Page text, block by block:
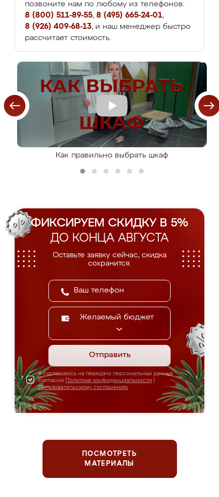
позвоните нам по любому из телефонов:
8 (800) 511-89-55, 8 (495) 665-24-01,
8 (926) 409-68-13, и наш менеджер быстро
рассчитает стоимость.
Как правильно выбрать шкаф
ФИКСИРУЕМ СКИДКУ В 5%
ДО КОНЦА АВГУСТА
Оставьте заявку сейчас, скидка
сохранится.
Желаемый бюджет
Отправить
Я соглашаюсь на передачу персональных данных
согласно Политике конфиденциальности
Пользовательскому соглашению
ПОСМОТРЕТЬ
МАТЕРИАЛЫ